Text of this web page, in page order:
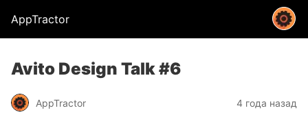
AppTractor
Avito Design Talk #6
AppTractor 4 года назад